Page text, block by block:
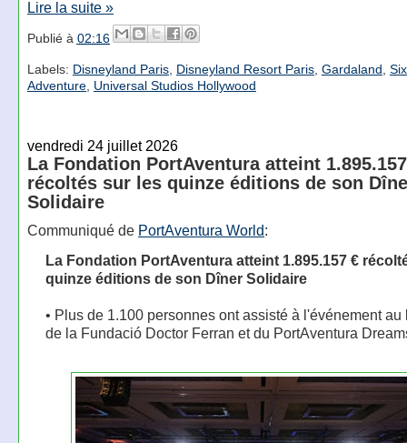
Lire la suite »
Publié à 02:16
Labels: Disneyland Paris, Disneyland Resort Paris, Gardaland,
Adventure, Universal Studios Hollywood
vendredi 24 juillet 2026
La Fondation PortAventura atteint
récoltés sur les quinze éditions de son
Solidaire
Communiqué de PortAventura World:
La Fondation PortAventura atteint 1.895.157 €
quinze éditions de son Dîner Solidaire
• Plus de 1.100 personnes ont assisté à l'événement au
de la Fundació Doctor Ferran et du PortAventura